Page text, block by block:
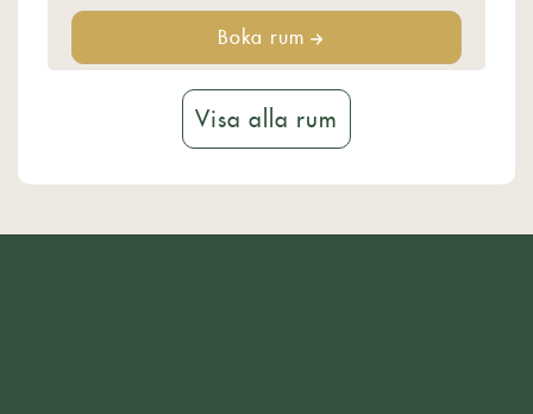
Boka rum
Visa alla rum